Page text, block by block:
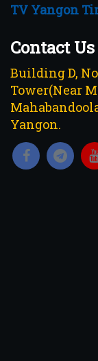
TV Yangon
Contact Us
Building D,
Tower(Near
Yangon.